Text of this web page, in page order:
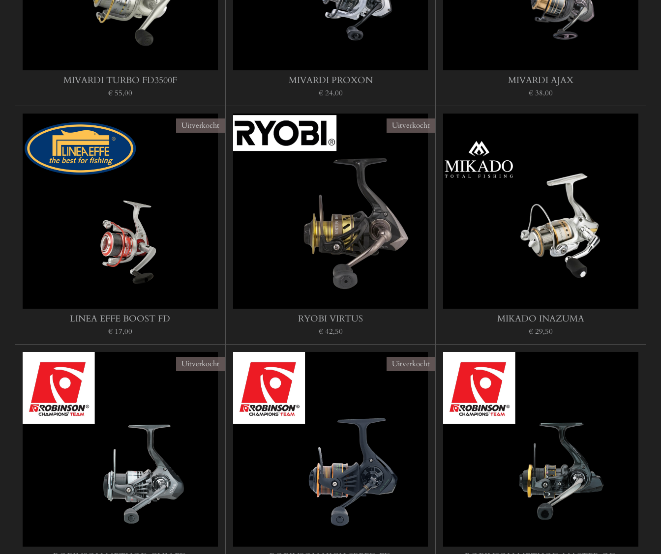
MIVARDI TURBO FD3500F
€ 55,00
MIVARDI PROXON
€ 24,00
MIVARDI AJAX
€ 38,00
Uitverkocht
LINEA EFFE BOOST FD
€ 17,00
Uitverkocht
RYOBI VIRTUS
€ 42,50
MIKADO INAZUMA
€ 29,50
Uitverkocht Uitverkocht